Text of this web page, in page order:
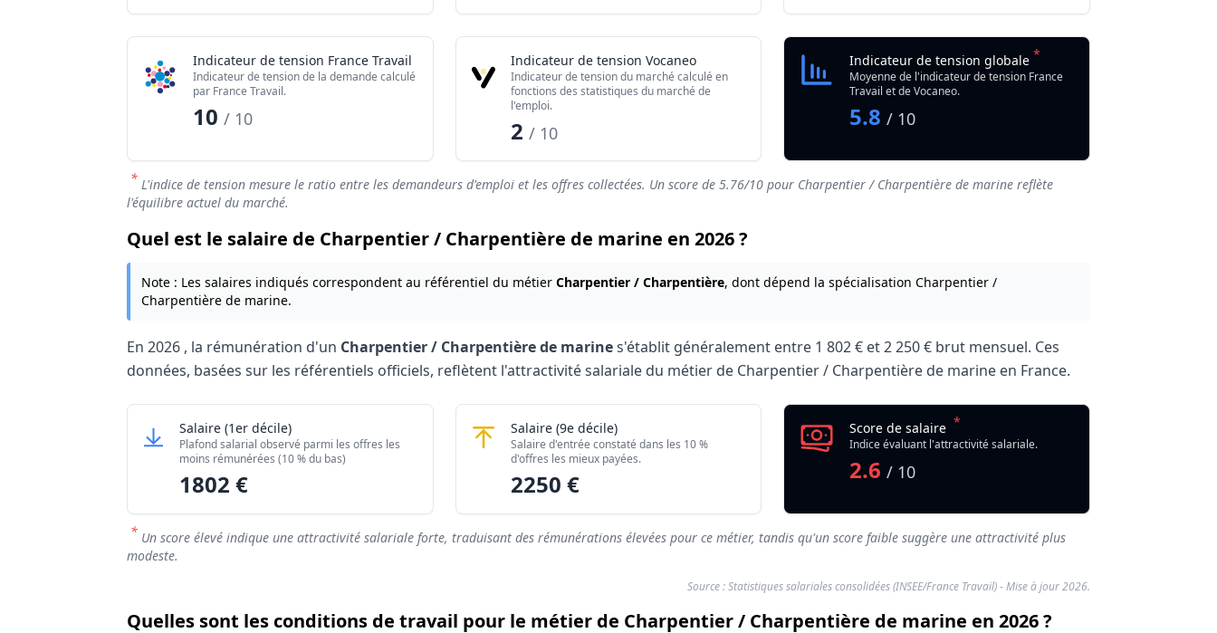
Indicateur de tension France Travail
Indicateur de tension de la demande calculé
par France Travail.
10 / 10
Indicateur de tension Vocaneo
Indicateur de tension du marché calculé en
fonctions des statistiques du marché de
l'emploi.
2/ 10
Indicateur de tension globale *
Moyenne de l'indicateur de tension France
Travail et de Vocaneo.
5.8/ 10
* L'indice de tension mesure le ratio entre les demandeurs d'emploi et les offres collectées. Un score de 5.76/10 pour Charpentier / Charpentière de marine reflète
l'équilibre actuel du marché.
Quel est le salaire de Charpentier / Charpentière de marine en 2026 ?
Note : Les salaires indiqués correspondent au référentiel du métier Charpentier / Charpentière, dont dépend la spécialisation Charpentier /
Charpentière de marine.
En 2026 , la rémunération d'un Charpentier / Charpentière de marines'établit généralement entre 1 802 € et2 250 € brut mensuel. Ces
données, basées sur les référentiels officiels, reflètent l'attractivité salariale du métier de Charpentier / Charpentière de marine en France.
Grille salariale Charpentier / Charpentière de marine 2026
Niveau de salaire (Déciles)
Montant mensuel brut
Salaire minimum (10% les moins rémunérés)
Salaire maximum (10% les mieux rémunérés)
Salaire Charpentier / Charpentière de marine
(1er décile)
Plafond salarial observé parmi les offres les
moins rémunérées (10 % du bas)
1802 €
SalaireCharpentier / Charpentière de marine
(9e décile)
Salaire d'entrée constaté dans les 10 %
d'offres les mieux payées.
2250 €
Score de salaire *
Indice évaluant l'attractivité salariale.
2.6/ 10
* Un score élevé indique une attractivité salariale forte, traduisant des rémunérations élevées pour ce métier, tandis qu'un score faible suggère une attractivité plus
modeste.
Source : Statistiques salariales consolidées (INSEE/France Travail) - Mise à jour 2026.
Quelles sont les conditions de travail pour le métier de Charpentier / Charpentière de marine en 2026 ?